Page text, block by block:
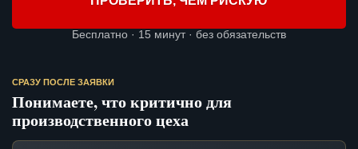
Бесплатно · 15 минут · без обязательств
СРАЗУ ПОСЛЕ ЗАЯВКИ
Понимаете, что критично для
производственного цеха